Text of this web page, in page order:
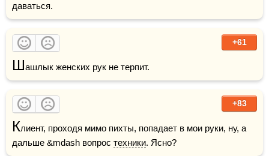
даваться.
+61
Шашлык женских рук не терпит.
+83
Клиент, проходя мимо пихты, попадает в мои руки, ну, а
дальше &mdash вопрос техники. Ясно?